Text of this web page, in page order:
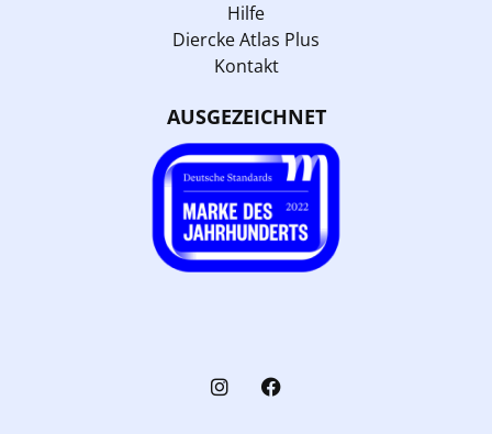
Hilfe
Diercke Atlas Plus
Kontakt
AUSGEZEICHNET